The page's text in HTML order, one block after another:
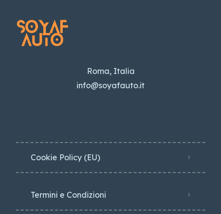
Roma, Italia
info@soyafauto.it
Cookie Policy (EU)
Termini e Condizioni